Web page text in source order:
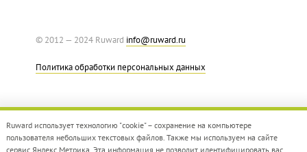
© 2012 — 2024 Ruward info@ruward.ru
Политика обработки персональных данных
Ruward использует технологию "cookie" – сохранение на компьютере
пользователя небольших текстовых файлов. Также мы используем на сайте
сервис Яндекс.Метрика. Эта информация не позволит идентифицировать вас,